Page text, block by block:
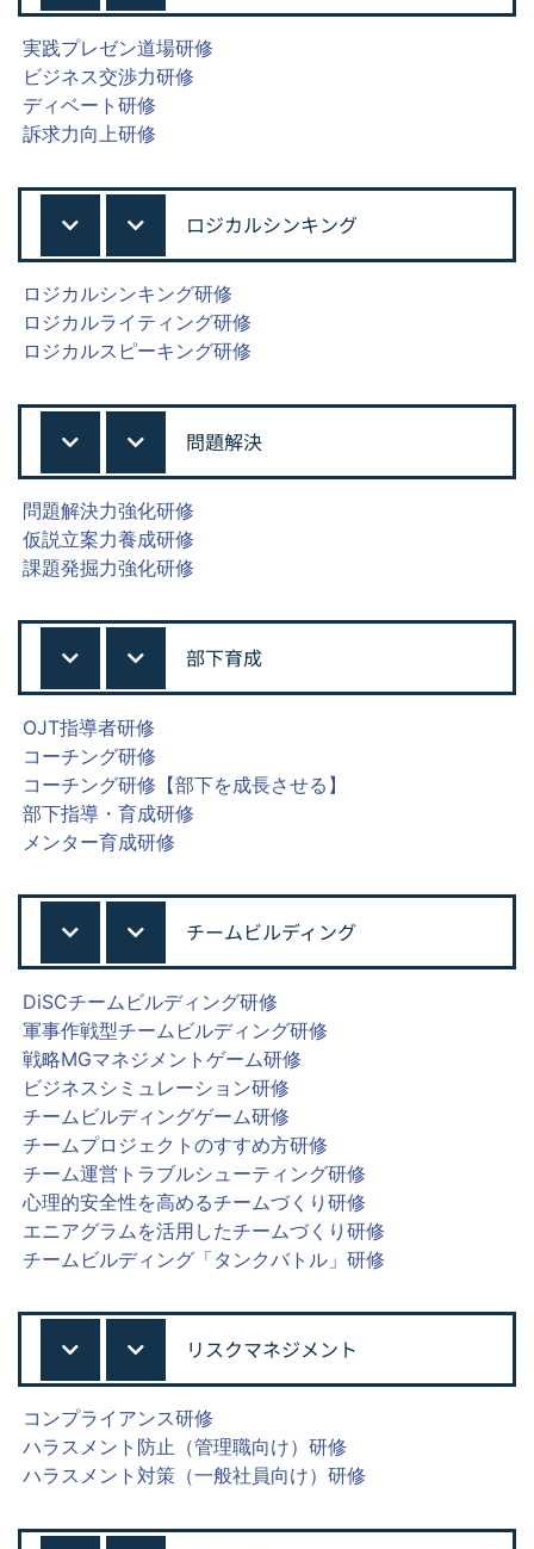
実践プレゼン道場研修
ビジネス交渉力研修
ディベート研修
訴求力向上研修
ロジカルシンキング
ロジカルシンキング研修
ロジカルライティング研修
ロジカルスピーキング研修
問題解決
問題解決力強化研修
仮説立案力養成研修
課題発掘力強化研修
部下育成
OJT指導者研修
コーチング研修
コーチング研修【部下を成長させる】
部下指導・育成研修
メンター育成研修
チームビルディング
DiSCチームビルディング研修
軍事作戦型チームビルディング研修
戦略MGマネジメントゲーム研修
ビジネスシミュレーション研修
チームビルディングゲーム研修
チームプロジェクトのすすめ方研修
チーム運営トラブルシューティング研修
心理的安全性を高めるチームづくり研修
エニアグラムを活用したチームづくり研修
チームビルディング「タンクバトル」研修
リスクマネジメント
コンプライアンス研修
ハラスメント防止（管理職向け）研修
ハラスメント対策（一般社員向け）研修